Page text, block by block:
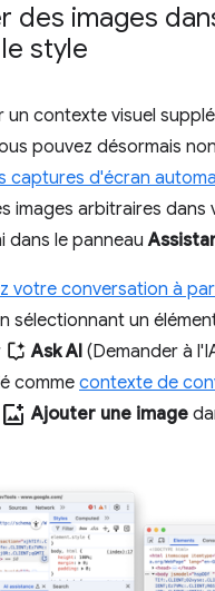
des images
style
un contexte visuel
pouvez désormais
captures d'écran
images arbitraires dans
dans le panneau
votre conversation à
sélectionnant un
Ask AI (Demander à
comme contexte de
add_photo_alternate Ajouter une image